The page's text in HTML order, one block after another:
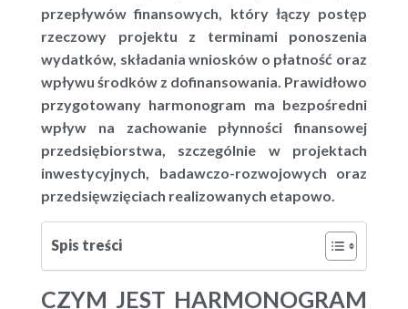
przepływów finansowych, który łączy postęp
rzeczowy projektu z terminami ponoszenia
wydatków, składania wniosków o płatność oraz
wpływu środków z dofinansowania. Prawidłowo
przygotowany harmonogram ma bezpośredni
wpływ na zachowanie płynności finansowej
przedsiębiorstwa, szczególnie w projektach
inwestycyjnych, badawczo-rozwojowych oraz
przedsięwzięciach realizowanych etapowo.
Spis treści
CZYM JEST HARMONOGRAM